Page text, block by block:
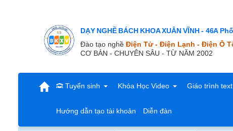
DẠY NGHỀ BÁCH KHOA XUÂN VĨNH - 46A
Đào tạo nghề Điện Tử - Điện Lạnh - Điện Ô
CƠ BẢN - CHUYÊN SÂU - TỪ NĂM 2002
Tuyển sinh Khóa Học Video Giáo trình
Hướng dẫn tạo tài khoản Diễn đàn